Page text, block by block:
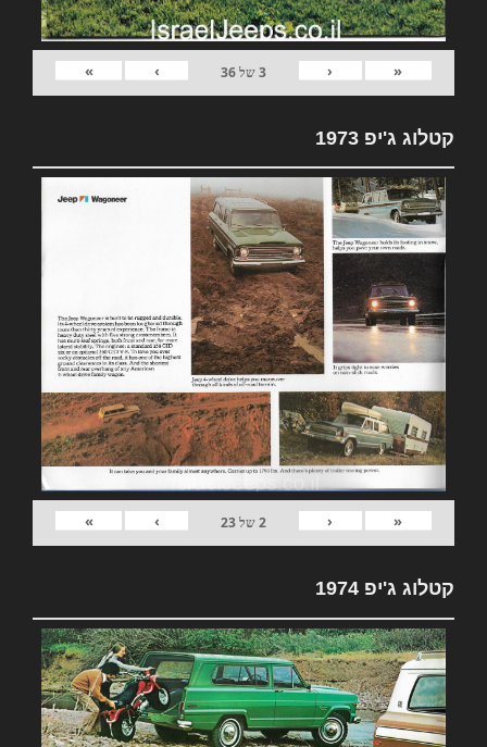
«
‹
3של36
›
»
קטלוג ג'יפ 1973
«
‹
2של23
›
»
קטלוג ג'יפ 1974